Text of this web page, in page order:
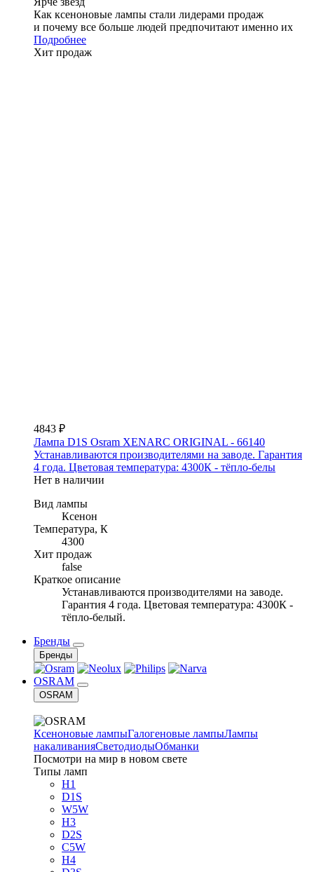
Как ксеноновые лампы стали лидерами продаж
и почему все больше людей предпочитают именно их
Подробнее
Хит продаж
4843 ₽
Лампа D1S Osram XENARC ORIGINAL - 66140
Устанавливаются производителями на заводе. Гарантия
4 года. Цветовая температура: 4300К - тёпло-белы
Нет в наличии
Вид лампы
Ксенон
Температура, К
4300
Хит продаж
false
Краткое описание
Устанавливаются производителями на заводе.
Гарантия 4 года. Цветовая температура: 4300К -
тёпло-белый.
Бренды
Бренды
OSRAM
OSRAM
Ксеноновые лампыГалогеновые лампыЛампы
накаливанияСветодиодыОбманки
Посмотри на мир в новом свете
Типы ламп
H1
D1S
W5W
H3
D2S
C5W
H4